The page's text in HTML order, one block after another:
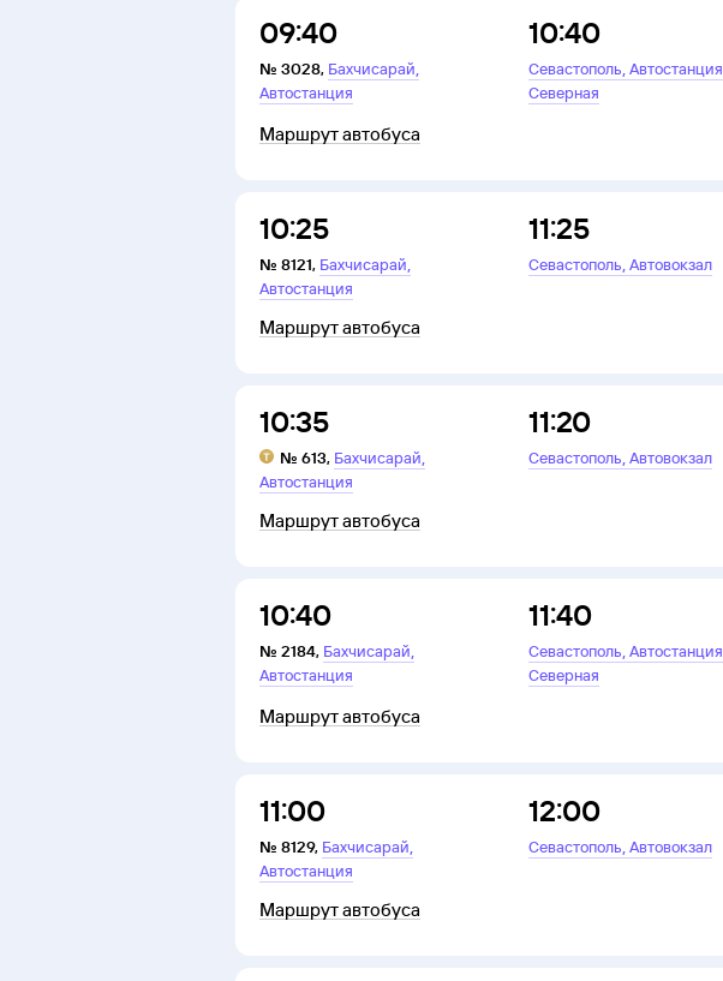
09:40
№ 3028, Бахчисарай,
Автостанция
10:40
Севастополь,Автостанция
Северная
Маршрут автобуса
10:25
№ 8121, Бахчисарай,
Автостанция
11:25
Севастополь,Автовокзал
Маршрут автобуса
10:35
№ 613, Бахчисарай,
Автостанция
11:20
Севастополь,Автовокзал
Маршрут автобуса
10:40
№ 2184, Бахчисарай,
Автостанция
11:40
Севастополь,Автостанция
Северная
Маршрут автобуса
11:00
№ 8129, Бахчисарай,
Автостанция
12:00
Севастополь,Автовокзал
Маршрут автобуса